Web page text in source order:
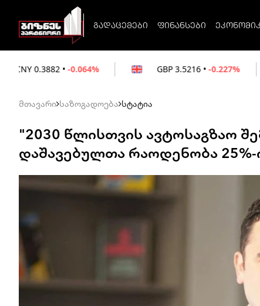
გადაცემები ფინანსები
GBP 3.5216 -0.227% EUR 3.0212
მთავარი საზოგადოება სტატია
"2030 წლისთვის ავტოსაგზაო
დაშავებულთა რაოდენობა